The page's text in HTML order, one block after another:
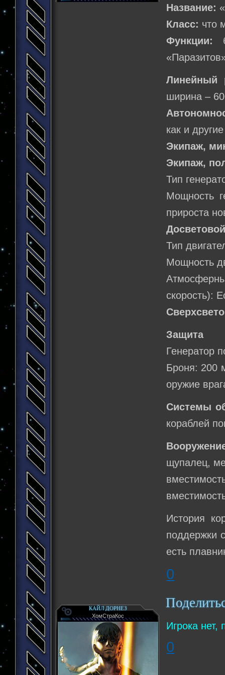
Название:
Класс: что
Функции:
Линейный
ширина –
как и
Экипаж,
Экипаж,
Тип
Мощность
прироста
Тип
Мощность
скорость):
Защита
Генератор
Броня: 200
оружие
Системы
кораблей
щупалец,
История
поддержки
есть
0
КАЙЛ ДОРНЕЗ
ХомСтраКос
Игрока нет,
0